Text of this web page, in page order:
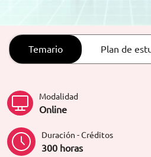
Temario Plan de
Modalidad
Online
Duración - Créditos
300 horas